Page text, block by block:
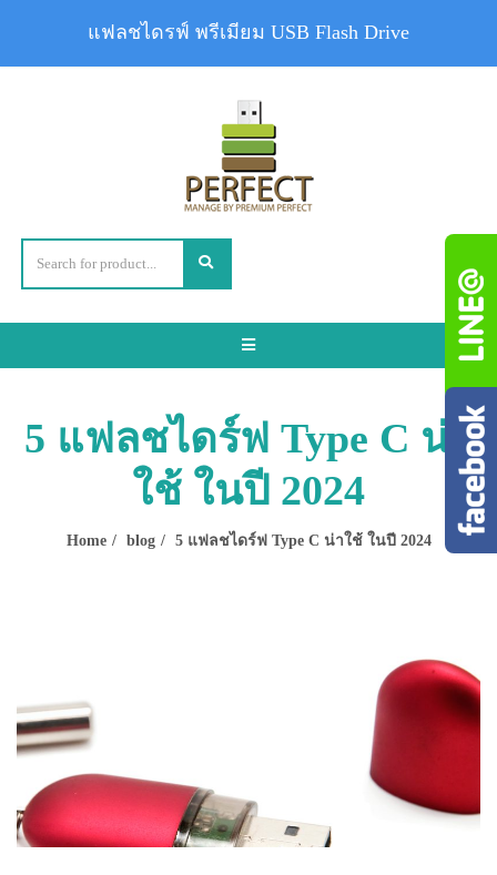
Toggle
5 แฟลชไดร์ฟ Type C น่า
ใช้ ในปี 2024
Home blog 5 แฟลชไดร์ฟ Type C น่าใช้ ในปี 2024
แฟลชไดรฟ์ พรีเมียม USB Flash Drive